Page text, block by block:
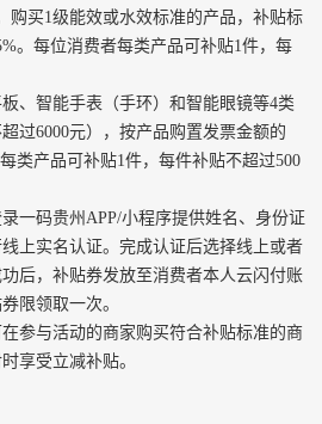
购买1级能效或水效标准的产品，补贴标
。每位消费者每类产品可补贴1件，每
、智能手表（手环）和智能眼镜等4类
过6000元），按产品购置发票金额的
类产品可补贴1件，每件补贴不超过500
一码贵州APP/小程序提供姓名、身份证
上实名认证。完成认证后选择线上或者
后，补贴券发放至消费者本人云闪付账
限领取一次。
参与活动的商家购买符合补贴标准的商
享受立减补贴。